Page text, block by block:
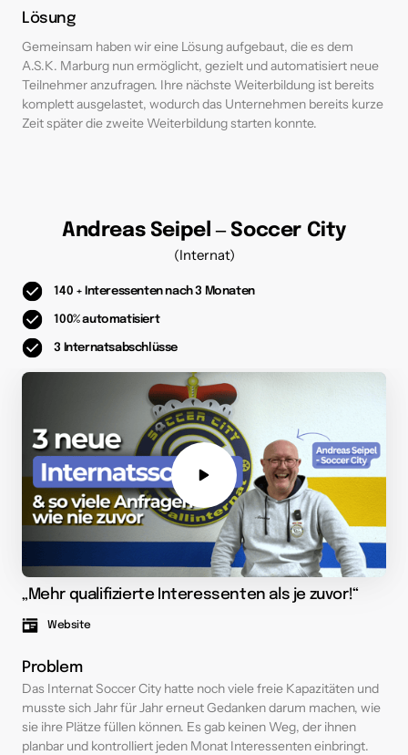
Lösung
Gemeinsam haben wir eine Lösung aufgebaut, die es dem
A.S.K. Marburg nun ermöglicht, gezielt und automatisiert neue
Teilnehmer anzufragen. Ihre nächste Weiterbildung ist bereits
komplett ausgelastet, wodurch das Unternehmen bereits kurze
Zeit später die zweite Weiterbildung starten konnte.
Andreas Seipel ‒ Soccer City
(Internat)
140 + Interessenten nach 3 Monaten
100% automatisiert
3 Internatsabschlüsse
„Mehr qualifizierte Interessenten als je zuvor!“
Website
Problem
Das Internat Soccer City hatte noch viele freie Kapazitäten und
musste sich Jahr für Jahr erneut Gedanken darum machen, wie
sie ihre Plätze füllen können. Es gab keinen Weg, der ihnen
planbar und kontrolliert jeden Monat Interessenten einbringt.